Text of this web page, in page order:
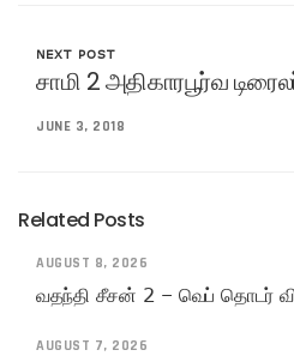
NEXT POST
சாமி 2 அதிகாரபூர்வ
JUNE 3, 2018
Related Posts
AUGUST 8, 2026
வதந்தி சீசன் 2 – வெப் தொடர்
AUGUST 7, 2026